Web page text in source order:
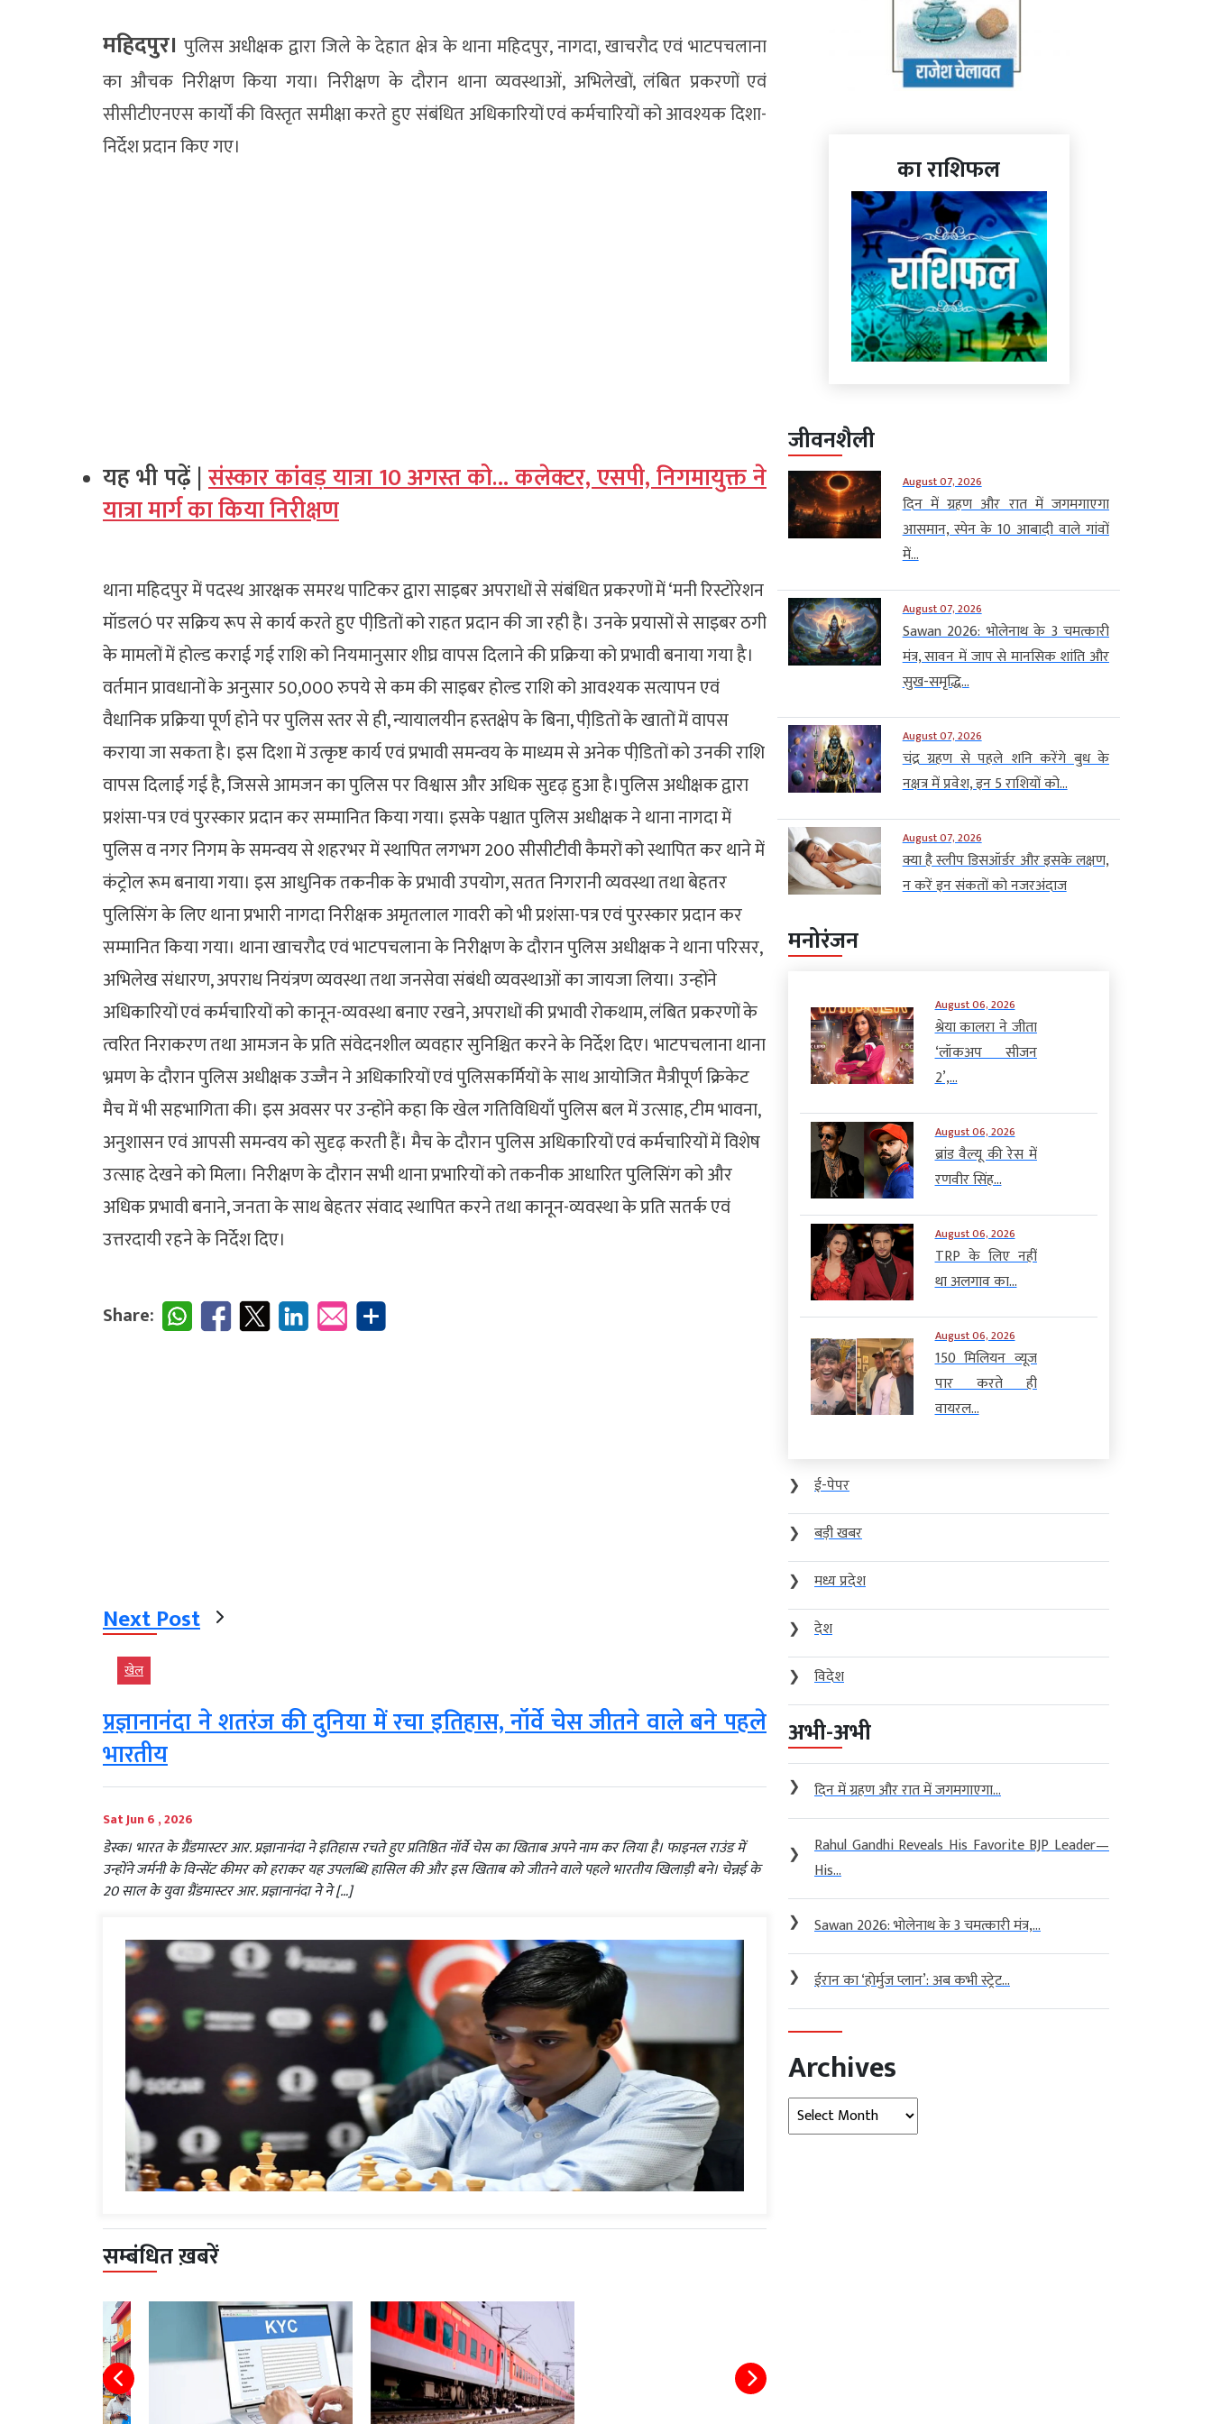
महिदपुर। पुलिस अधीक्षक द्वारा जिले के देहात क्षेत्र के थाना महिदपुर, नागदा, खाचरौद एवं भाटपचलाना
का औचक निरीक्षण किया गया। निरीक्षण के दौरान थाना व्यवस्थाओं, अभिलेखों, लंबित प्रकरणों एवं
सीसीटीएनएस कार्यों की विस्तृत समीक्षा करते हुए संबंधित अधिकारियों एवं कर्मचारियों को आवश्यक दिशा-
निर्देश प्रदान किए गए।
यह भी पढ़ें |संस्कार कांवड़ यात्रा 10 अगस्त को… कलेक्टर, एसपी, निगमायुक्त ने
यात्रा मार्ग का किया निरीक्षण
थाना महिदपुर में पदस्थ आरक्षक समरथ पाटिकर द्वारा साइबर अपराधों से संबंधित प्रकरणों में ‘मनी रिस्टोरेशन
मॉडलÓ पर सक्रिय रूप से कार्य करते हुए पीडि़तों को राहत प्रदान की जा रही है। उनके प्रयासों से साइबर ठगी
के मामलों में होल्ड कराई गई राशि को नियमानुसार शीघ्र वापस दिलाने की प्रक्रिया को प्रभावी बनाया गया है।
वर्तमान प्रावधानों के अनुसार 50,000 रुपये से कम की साइबर होल्ड राशि को आवश्यक सत्यापन एवं
वैधानिक प्रक्रिया पूर्ण होने पर पुलिस स्तर से ही, न्यायालयीन हस्तक्षेप के बिना, पीडि़तों के खातों में वापस
कराया जा सकता है। इस दिशा में उत्कृष्ट कार्य एवं प्रभावी समन्वय के माध्यम से अनेक पीडि़तों को उनकी राशि
वापस दिलाई गई है, जिससे आमजन का पुलिस पर विश्वास और अधिक सुदृढ़ हुआ है।पुलिस अधीक्षक द्वारा
प्रशंसा-पत्र एवं पुरस्कार प्रदान कर सम्मानित किया गया। इसके पश्चात पुलिस अधीक्षक ने थाना नागदा में
पुलिस व नगर निगम के समन्वय से शहरभर में स्थापित लगभग 200 सीसीटीवी कैमरों को स्थापित कर थाने में
कंट्रोल रूम बनाया गया। इस आधुनिक तकनीक के प्रभावी उपयोग, सतत निगरानी व्यवस्था तथा बेहतर
पुलिसिंग के लिए थाना प्रभारी नागदा निरीक्षक अमृतलाल गावरी को भी प्रशंसा-पत्र एवं पुरस्कार प्रदान कर
सम्मानित किया गया। थाना खाचरौद एवं भाटपचलाना के निरीक्षण के दौरान पुलिस अधीक्षक ने थाना परिसर,
अभिलेख संधारण, अपराध नियंत्रण व्यवस्था तथा जनसेवा संबंधी व्यवस्थाओं का जायजा लिया। उन्होंने
अधिकारियों एवं कर्मचारियों को कानून-व्यवस्था बनाए रखने, अपराधों की प्रभावी रोकथाम, लंबित प्रकरणों के
त्वरित निराकरण तथा आमजन के प्रति संवेदनशील व्यवहार सुनिश्चित करने के निर्देश दिए। भाटपचलाना थाना
भ्रमण के दौरान पुलिस अधीक्षक उज्जैन ने अधिकारियों एवं पुलिसकर्मियों के साथ आयोजित मैत्रीपूर्ण क्रिकेट
मैच में भी सहभागिता की। इस अवसर पर उन्होंने कहा कि खेल गतिविधियाँ पुलिस बल में उत्साह, टीम भावना,
अनुशासन एवं आपसी समन्वय को सुदृढ़ करती हैं। मैच के दौरान पुलिस अधिकारियों एवं कर्मचारियों में विशेष
उत्साह देखने को मिला। निरीक्षण के दौरान सभी थाना प्रभारियों को तकनीक आधारित पुलिसिंग को और
अधिक प्रभावी बनाने, जनता के साथ बेहतर संवाद स्थापित करने तथा कानून-व्यवस्था के प्रति सतर्क एवं
उत्तरदायी रहने के निर्देश दिए।
Share:
Next Post
खेल
प्रज्ञानानंदा ने शतरंज की दुनिया में रचा इतिहास, नॉर्वे चेस जीतने वाले बने पहले
भारतीय
Sat Jun 6 , 2026
डेस्क। भारत के ग्रैंडमास्टर आर. प्रज्ञानानंदा ने इतिहास रचते हुए प्रतिष्ठित नॉर्वे चेस का खिताब अपने नाम कर लिया है। फाइनल राउंड में
उन्होंने जर्मनी के विन्सेंट कीमर को हराकर यह उपलब्धि हासिल की और इस खिताब को जीतने वाले पहले भारतीय खिलाड़ी बने। चेन्नई के
20 साल के युवा ग्रैंडमास्टर आर. प्रज्ञानानंदा ने ने […]
सम्बंधित ख़बरें
का राशिफल
जीवनशैली
August 07, 2026
दिन में ग्रहण और रात में जगमगाएगा
आसमान, स्पेन के 10 आबादी वाले गांवों
में...
August 07, 2026
Sawan 2026: भोलेनाथ के 3 चमत्कारी
मंत्र, सावन में जाप से मानसिक शांति और
सुख-समृद्धि...
August 07, 2026
चंद्र ग्रहण से पहले शनि करेंगे बुध के
नक्षत्र में प्रवेश, इन 5 राशियों को...
August 07, 2026
क्या है स्लीप डिसऑर्डर और इसके लक्षण,
न करें इन संकतों को नजरअंदाज
मनोरंजन
August 06, 2026
श्रेया कालरा ने जीता
‘लॉकअप सीजन
2’,...
August 06, 2026
ब्रांड वैल्यू की रेस में
रणवीर सिंह...
August 06, 2026
TRP के लिए नहीं
था अलगाव का...
August 06, 2026
150 मिलियन व्यूज
पार करते ही
वायरल...
❯
ई-पेपर
❯
बड़ी खबर
❯
मध्य प्रदेश
❯
देश
❯
विदेश
अभी-अभी
❯ दिन में ग्रहण और रात में जगमगाएगा...
❯
Rahul Gandhi Reveals His Favorite BJP Leader—
His...
❯ Sawan 2026: भोलेनाथ के 3 चमत्कारी मंत्र,...
❯ ईरान का ‘होर्मुज प्लान’: अब कभी स्ट्रेट...
Archives
Archives